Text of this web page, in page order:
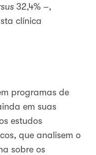
32,4% –,
clínica
programas de
em suas
estudos
que analisem o
sobre os